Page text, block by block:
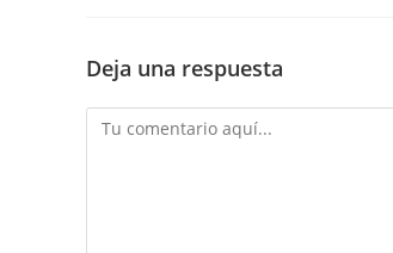
Deja una respuesta